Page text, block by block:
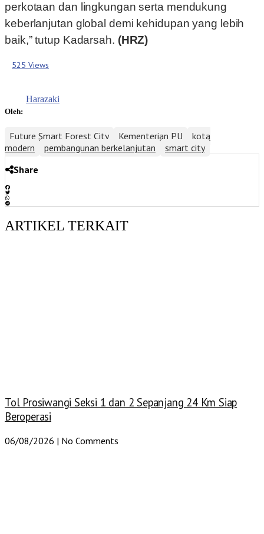
perkotaan dan lingkungan serta mendukung
keberlanjutan global demi kehidupan yang lebih
baik,” tutup Kadarsah. (HRZ)
525 Views
Oleh:
Harazaki
Future Smart Forest City Kementerian PU
kota
modern
pembangunan berkelanjutan
smart city
Share
ARTIKEL TERKAIT
Tol Prosiwangi Seksi 1 dan 2 Sepanjang 24 Km Siap
Beroperasi
06/08/2026 No Comments